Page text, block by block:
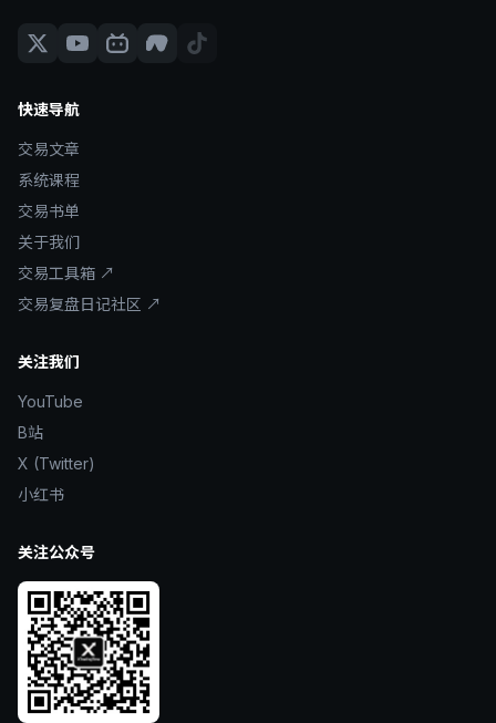
快速导航
交易文章
系统课程
交易书单
关于我们
交易工具箱 ↗
交易复盘日记社区 ↗
关注我们
YouTube
B站
X (Twitter)
小红书
关注公众号